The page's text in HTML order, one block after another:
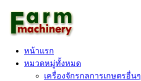
หน้าแรก
หมวดหมู่ทั้งหมด
เครื่องจักรกลการเกษตรอื่นๆ